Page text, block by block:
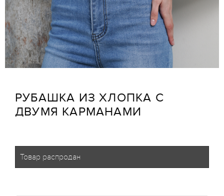
РУБАШКА ИЗ ХЛОПКА С
ДВУМЯ КАРМАНАМИ
Товар распродан